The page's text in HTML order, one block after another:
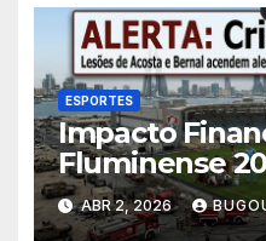
ESPORTES
Impacto
Fluminense
ABR 2, 2026